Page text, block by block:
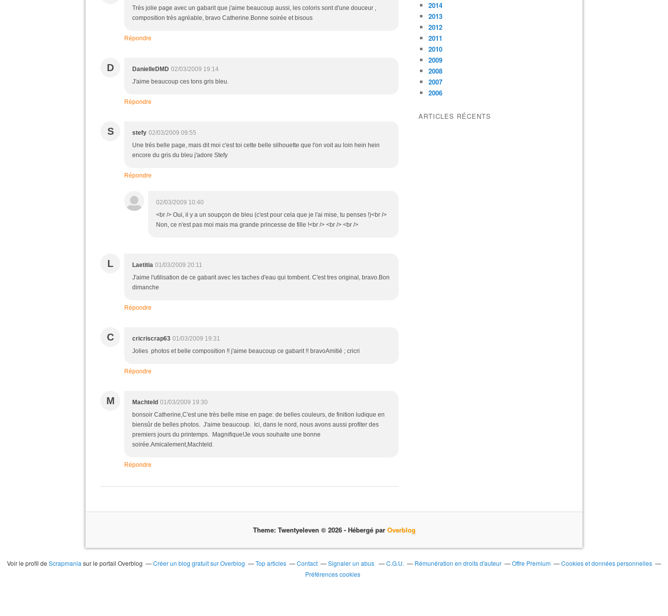
Très jolie page avec un gabarit que j'aime beaucoup aussi, les coloris sont d'une douceur ,
composition très agréable, bravo Catherine.Bonne soirée et bisous
Répondre
D DanielleDMD 02/03/2009 19:14
J'aime beaucoup ces tons gris bleu.
Répondre
S stefy 02/03/2009 09:55
Une trés belle page, mais dit moi c'est toi cette belle silhouette que l'on voit au loin hein hein
encore du gris du bleu j'adore Stefy
Répondre
02/03/2009 10:40
<br /> Oui, il y a un soupçon de bleu (c'est pour cela que je l'ai mise, tu penses !)<br />
Non, ce n'est pas moi mais ma grande princesse de fille !<br /> <br /> <br />
L Laetitia 01/03/2009 20:11
J'aime l'utilisation de ce gabarit avec les taches d'eau qui tombent. C'est tres original, bravo.Bon
dimanche
Répondre
C cricriscrap63 01/03/2009 19:31
Jolies photos et belle composition !! j'aime beaucoup ce gabarit !! bravoAmitié ; cricri
Répondre
M Machteld 01/03/2009 19:30
bonsoir Catherine,C'est une très belle mise en page: de belles couleurs, de finition ludique en
biensûr de belles photos. J'aime beaucoup. Ici, dans le nord, nous avons aussi profiter des
premiers jours du printemps. Magnifique!Je vous souhaite une bonne
soirée.Amicalement,Machteld.
Répondre
2014
2013
2012
2011
2010
2009
2008
2007
2006
ARTICLES RÉCENTS
Theme: Twentyeleven © 2026 - Hébergé par Overblog
Voir le profil de Scrapmania sur le portail Overblog Créer un blog gratuit sur Overblog Top articles Contact Signaler un abus C.G.U. Rémunération en droits d'auteur Offre Premium
Cookies et données personnelles
Préférences cookies